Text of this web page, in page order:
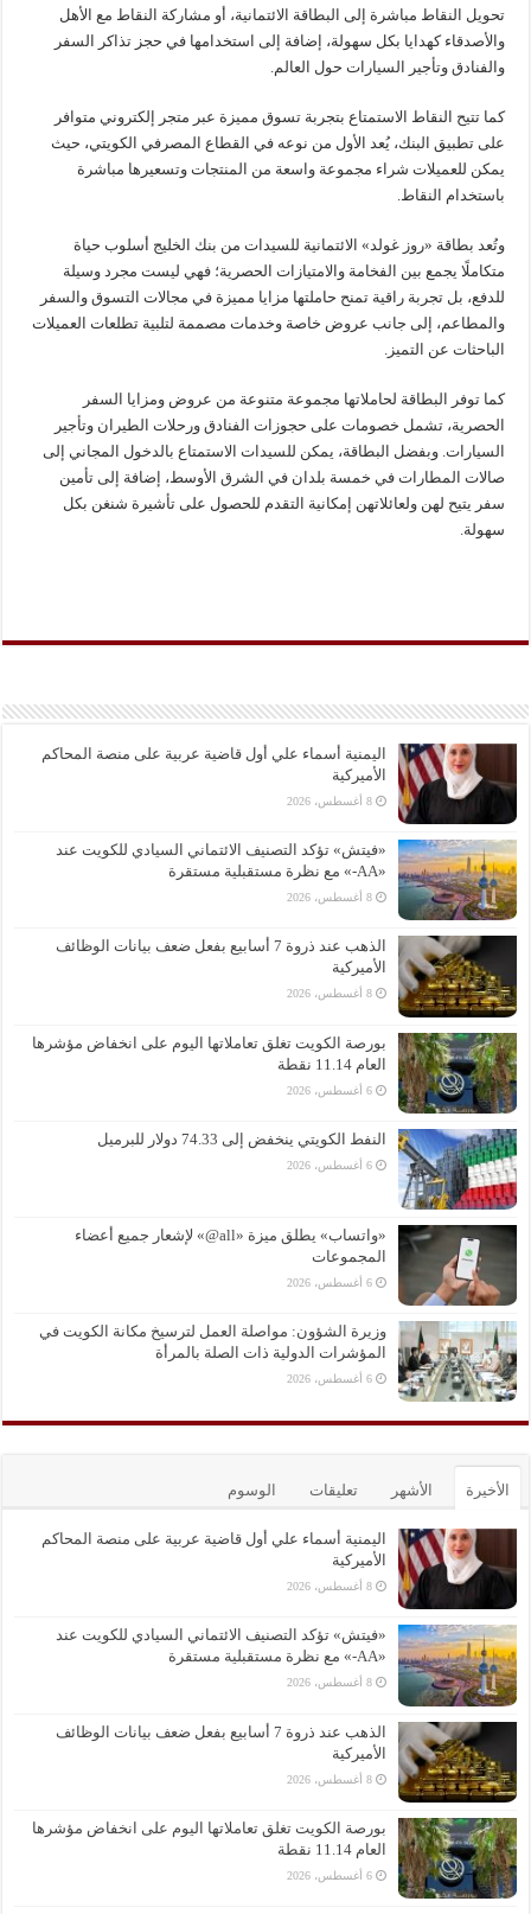
تحويل النقاط مباشرة إلى البطاقة الائتمانية، أو مشاركة النقاط مع الأهل
والأصدقاء كهدايا بكل سهولة، إضافة إلى استخدامها في حجز تذاكر السفر
والفنادق وتأجير السيارات حول العالم.
كما تتيح النقاط الاستمتاع بتجربة تسوق مميزة عبر متجر إلكتروني متوافر
على تطبيق البنك، يُعد الأول من نوعه في القطاع المصرفي الكويتي، حيث
يمكن للعميلات شراء مجموعة واسعة من المنتجات وتسعيرها مباشرة
باستخدام النقاط.
وتُعد بطاقة «روز غولد» الائتمانية للسيدات من بنك الخليج أسلوب حياة
متكاملًا يجمع بين الفخامة والامتيازات الحصرية؛ فهي ليست مجرد وسيلة
للدفع، بل تجربة راقية تمنح حاملتها مزايا مميزة في مجالات التسوق والسفر
والمطاعم، إلى جانب عروض خاصة وخدمات مصممة لتلبية تطلعات العميلات
الباحثات عن التميز.
كما توفر البطاقة لحاملاتها مجموعة متنوعة من عروض ومزايا السفر
الحصرية، تشمل خصومات على حجوزات الفنادق ورحلات الطيران وتأجير
السيارات. وبفضل البطاقة، يمكن للسيدات الاستمتاع بالدخول المجاني إلى
صالات المطارات في خمسة بلدان في الشرق الأوسط، إضافة إلى تأمين
سفر يتيح لهن ولعائلاتهن إمكانية التقدم للحصول على تأشيرة شنغن بكل
سهولة.
اليمنية أسماء علي أول قاضية عربية على منصة المحاكم
الأميركية
8 أغسطس، 2026
«فيتش» تؤكد التصنيف الائتماني السيادي للكويت عند
«AA-» مع نظرة مستقبلية مستقرة
8 أغسطس، 2026
الذهب عند ذروة 7 أسابيع بفعل ضعف بيانات الوظائف
الأميركية
8 أغسطس، 2026
بورصة الكويت تغلق تعاملاتها اليوم على انخفاض مؤشرها
العام 11.14 نقطة
6 أغسطس، 2026
النفط الكويتي ينخفض إلى 74.33 دولار للبرميل
6 أغسطس، 2026
«واتساب» يطلق ميزة «all@» لإشعار جميع أعضاء
المجموعات
6 أغسطس، 2026
وزيرة الشؤون: مواصلة العمل لترسيخ مكانة الكويت في
المؤشرات الدولية ذات الصلة بالمرأة
6 أغسطس، 2026
الأخيرة الأشهر تعليقات الوسوم
اليمنية أسماء علي أول قاضية عربية على منصة المحاكم
الأميركية
8 أغسطس، 2026
«فيتش» تؤكد التصنيف الائتماني السيادي للكويت عند
«AA-» مع نظرة مستقبلية مستقرة
8 أغسطس، 2026
الذهب عند ذروة 7 أسابيع بفعل ضعف بيانات الوظائف
الأميركية
8 أغسطس، 2026
بورصة الكويت تغلق تعاملاتها اليوم على انخفاض مؤشرها
العام 11.14 نقطة
6 أغسطس، 2026